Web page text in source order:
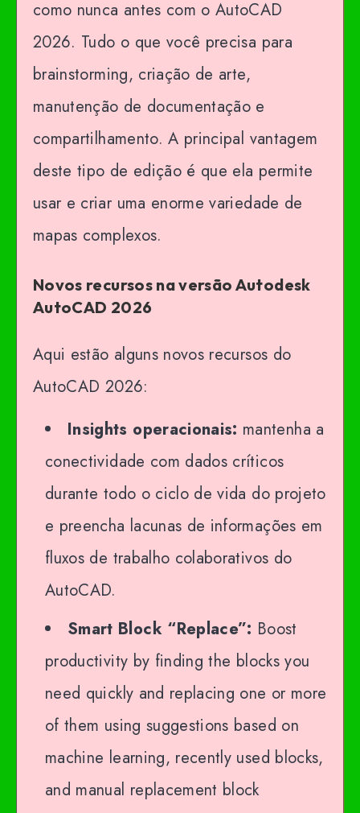
como nunca antes com o AutoCAD
2026. Tudo o que você precisa para
brainstorming, criação de arte,
manutenção de documentação e
compartilhamento. A principal vantagem
deste tipo de edição é que ela permite
usar e criar uma enorme variedade de
mapas complexos.
Novos recursos na versão Autodesk
AutoCAD 2026
Aqui estão alguns novos recursos do
AutoCAD 2026:
Insights operacionais: mantenha a
conectividade com dados críticos
durante todo o ciclo de vida do projeto
e preencha lacunas de informações em
fluxos de trabalho colaborativos do
AutoCAD.
Smart Block “Replace”: Boost
productivity by finding the blocks you
need quickly and replacing one or more
of them using suggestions based on
machine learning, recently used blocks,
and manual replacement block